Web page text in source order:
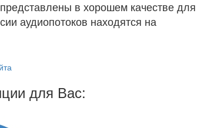
в хорошем качестве для
аудиопотоков находятся на
для Вас: